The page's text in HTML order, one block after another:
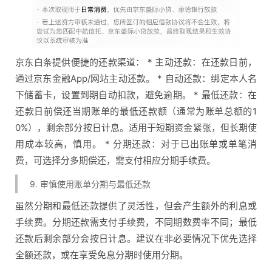
京东白条提供便捷的还款渠道： * 主动还款：在还款日前，
通过京东金融App/网站主动还款。 * 自动还款：绑定本人名
下储蓄卡，设置到期自动扣款，避免逾期。 * 最低还款：在
还款日前偿还当期账单的最低还款额（通常为账单总额的1
0%），剩余部分按日计息。适用于短期资金紧张，但长期使
用成本较高，慎用。 * 分期还款：对于已出账单或单笔消
费，可选择分多期偿还，需支付相应分期手续费。
9. 审慎使用账单分期与最低还款
虽然分期和最低还款提供了灵活性，但会产生额外的利息或
手续费。分期还款需支付手续费，不同期数费率不同；最低
还款后剩余部分会按日计息。建议在非必要情况下优先选择
全额还款，或在享受免息分期时使用分期。